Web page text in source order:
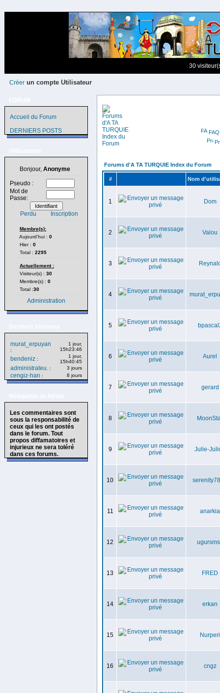
30
Créer un compte Utilisateur
Accueil du Forum
DERNIERS POSTS
Bonjour, Anonyme
Pseudo :
Mot de
Passe:
Perdu Inscription
Membre(s):
Aujourd'hui : 0
Hier : 0
Total : 2295
Actuellement :
Visiteur(s) : 30
Membre(s) : 0
Total :30
Administration
murat_erpuyan
:
1 jour,
15h23:46
bendeniz :
1 jour,
15h40:45
administrateu. : 3 jours
cengiz-han : 8 jours
Les commentaires sont
sous la responsabilité de
ceux qui les ont postés
dans le forum. Tout
propos diffamatoires et
injurieux ne sera toléré
dans ces forums.
FAQ
Forums d'A TA TURQUIE Index du Forum
# Nom
1 Dom
2 Valou
3
4
5
6 Aurel
7 gerard
8
9 Julie-
10
11 anarkia
12
13 FRED
14 erkan
15 Nurperi
16 cngz